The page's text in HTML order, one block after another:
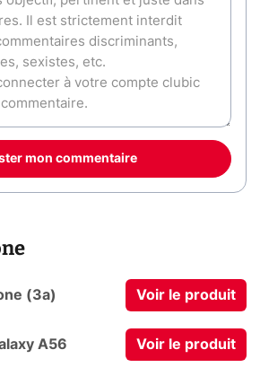
mon commentaire
(3a) Voir le produit
A56 Voir le produit